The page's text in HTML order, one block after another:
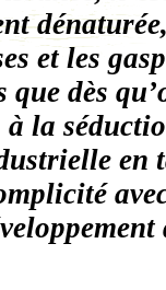
et les
dès
à la
en